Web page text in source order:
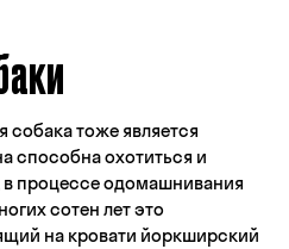
собака тоже является
способна охотиться и
в процессе одомашнивания
сотен лет это
на кровати йоркширский